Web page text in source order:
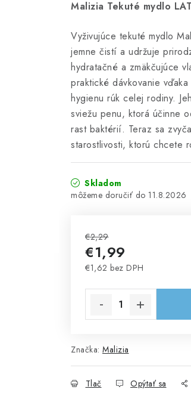
Malizia Tekuté mydlo
Vyživujúce tekuté mydlo
jemne čistí a udržuje
hydratačné a zmäkčujúce
praktické dávkovanie
hygienu rúk celej rodiny.
sviežu penu, ktorá účinne
rast baktérií. Teraz sa
starostlivosti, ktorú chcete
Skladom
11.8.2026
€2,29
€1,99
€1,62 bez DPH
Značka: Malizia
Tlač Opýtať sa